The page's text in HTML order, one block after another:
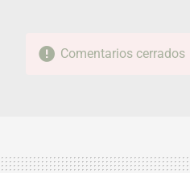
Comentarios cerrados